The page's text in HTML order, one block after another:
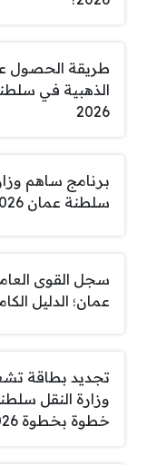
طريقة الحصول
الذهبية في
2026
برنامج ساهم
سلطنة عمان 2026
سجل القوى
عمان؛ الدليل الكامل
تجديد بطاقة
وزارة النقل
خطوة بخطوة 2026